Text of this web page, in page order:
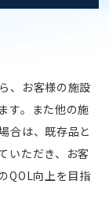
、お客様の施設
す。また他の施
合は、既存品と
いただき、お客
QOL向上を目指